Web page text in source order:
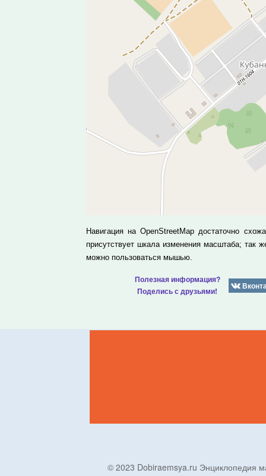
Навигация на OpenStreetMap достаточно
присутствует шкала изменения масштаба; так
можно пользоваться мышью.
Полезная информация?
Поделись с друзьями!
© 2023 Dobiraemsya.ru